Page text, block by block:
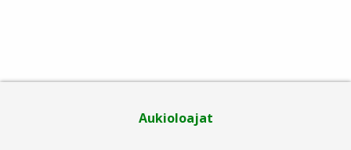
Aukioloajat